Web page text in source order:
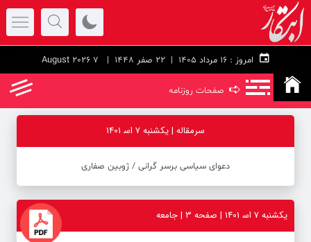
امروز : 22 صفر 1448 | 7 August 2026
➪ صفحات روزنامه
سرمقاله | یکشنبه 7 اس‍ 1401
دعوای سیاسی برسر گرانی ‪/‬ ژوبین صفاری
یکشنبه 7 اس‍ 1401 | صفحه ۳ | جامعه